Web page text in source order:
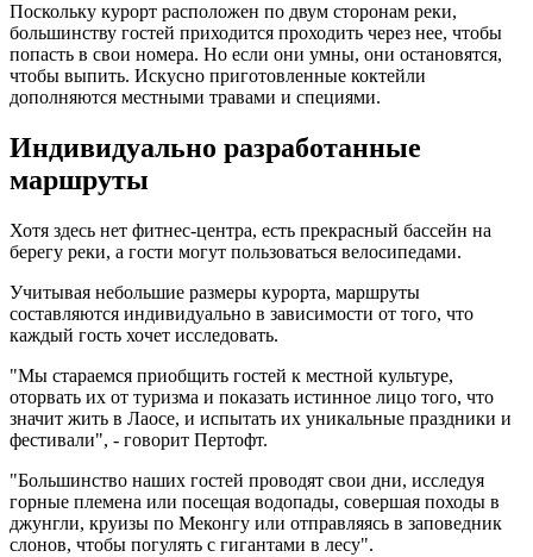
Поскольку курорт расположен по двум сторонам реки,
большинству гостей приходится проходить через нее, чтобы
попасть в свои номера. Но если они умны, они остановятся,
чтобы выпить. Искусно приготовленные коктейли
дополняются местными травами и специями.
Индивидуально разработанные
маршруты
Хотя здесь нет фитнес-центра, есть прекрасный бассейн на
берегу реки, а гости могут пользоваться велосипедами.
Учитывая небольшие размеры курорта, маршруты
составляются индивидуально в зависимости от того, что
каждый гость хочет исследовать.
"Мы стараемся приобщить гостей к местной культуре,
оторвать их от туризма и показать истинное лицо того, что
значит жить в Лаосе, и испытать их уникальные праздники и
фестивали", - говорит Пертофт.
"Большинство наших гостей проводят свои дни, исследуя
горные племена или посещая водопады, совершая походы в
джунгли, круизы по Меконгу или отправляясь в заповедник
слонов, чтобы погулять с гигантами в лесу".